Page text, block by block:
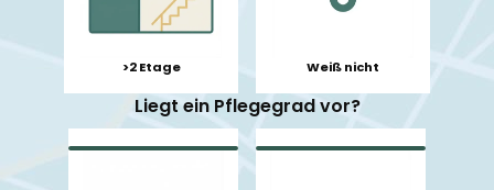
>2 Etage Weiß nicht
Liegt ein Pflegegrad vor?